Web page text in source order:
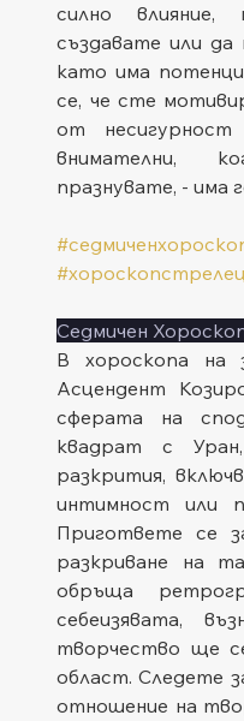
силно
създавате или да
като има
се, че сте
от
внимателни,
празнувате, - има
#хороскопстрелец
Седмичен
В хороскопа на
Асцендент
сферата на
квадрат с
разкрития,
интимност или
Пригответе се
разкриване на
обръща
себеизявата,
творчество ще
област. Следете
отношение на